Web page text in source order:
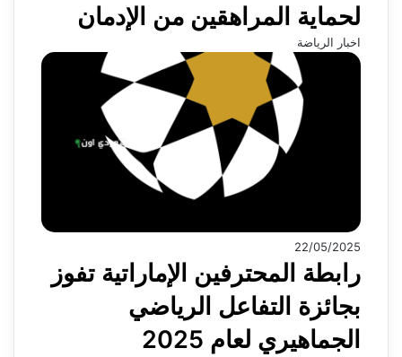
لحماية المراهقين من الإدمان
اخبار الرياضة
22/05/2025
رابطة المحترفين الإماراتية تفوز
بجائزة التفاعل الرياضي
الجماهيري لعام 2025